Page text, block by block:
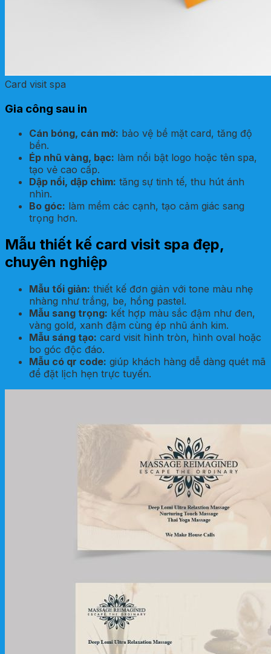
Card visit spa
Gia công sau in
Cán bóng, cán mờ: bảo vệ bề mặt card, tăng độ
bền.
Ép nhũ vàng, bạc: làm nổi bật logo hoặc tên spa,
tạo vẻ cao cấp.
Dập nổi, dập chìm: tăng sự tinh tế, thu hút ánh
nhìn.
Bo góc: làm mềm các cạnh, tạo cảm giác sang
trọng hơn.
Mẫu thiết kế card visit spa đẹp,
chuyên nghiệp
Mẫu tối giản: thiết kế đơn giản với tone màu nhẹ
nhàng như trắng, be, hồng pastel.
Mẫu sang trọng: kết hợp màu sắc đậm như đen,
vàng gold, xanh đậm cùng ép nhũ ánh kim.
Mẫu sáng tạo: card visit hình tròn, hình oval hoặc
bo góc độc đáo.
Mẫu có qr code: giúp khách hàng dễ dàng quét mã
để đặt lịch hẹn trực tuyến.